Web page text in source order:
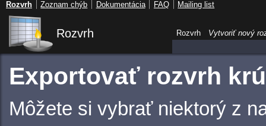
Rozvrh
Exportovať rozvrh
Môžete si vybrať niektorý z
Rozvrh Vytvoriť nový
Rozvrh Zoznam chýb Dokumentácia FAQ Mailing list